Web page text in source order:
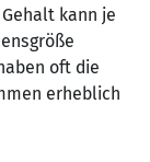
Gehalt kann je
oft die
erheblich